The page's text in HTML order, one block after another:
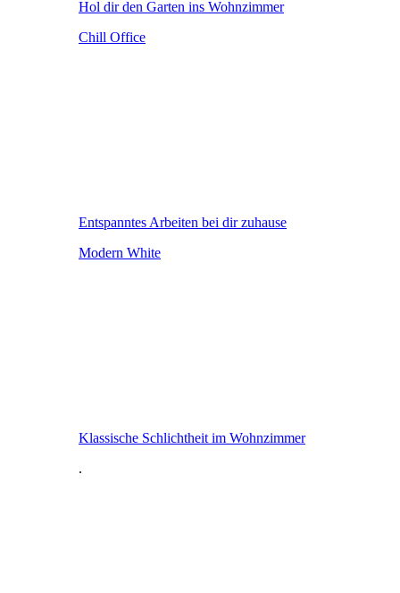
Hol dir den Garten ins Wohnzimmer
Chill Office
Entspanntes Arbeiten bei dir zuhause
Modern White
Klassische Schlichtheit im Wohnzimmer
.